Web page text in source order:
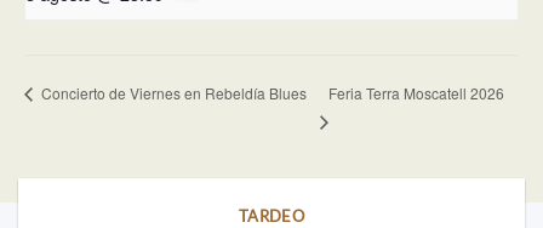
Concierto de Viernes en Rebeldía Blues Feria Terra Moscatell 2026
TARDEO